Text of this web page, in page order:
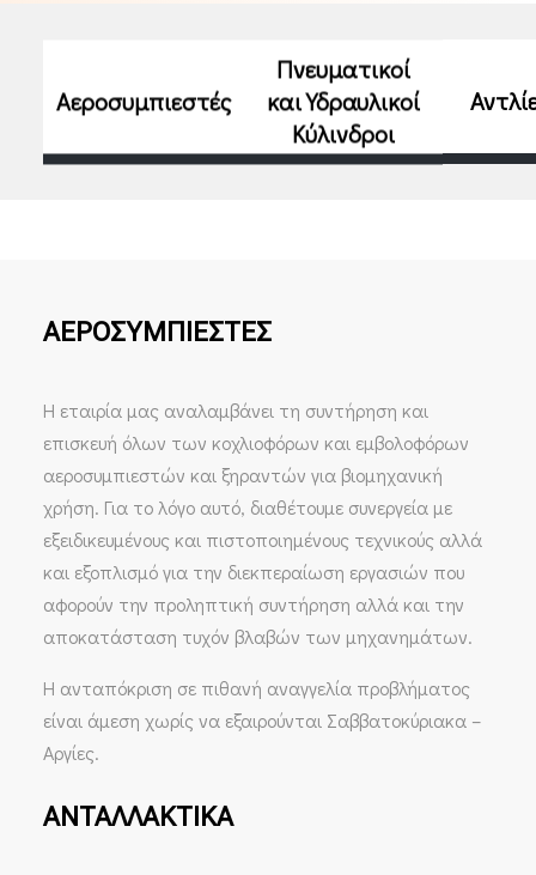
Αεροσυμπιεστές
Πνευματικοί
και Υδραυλικοί
Κύλινδροι
ΑΕΡΟΣΥΜΠΙΕΣΤΕΣ
Η εταιρία μας αναλαμβάνει τη συντήρηση και
επισκευή όλων των κοχλιοφόρων και εμβολοφόρων
αεροσυμπιεστών και ξηραντών για βιομηχανική
χρήση. Για το λόγο αυτό, διαθέτουμε συνεργεία με
εξειδικευμένους και πιστοποιημένους τεχνικούς αλλά
και εξοπλισμό για την διεκπεραίωση εργασιών που
αφορούν την προληπτική συντήρηση αλλά και την
αποκατάσταση τυχόν βλαβών των μηχανημάτων.
Η ανταπόκριση σε πιθανή αναγγελία προβλήματος
είναι άμεση χωρίς να εξαιρούνται Σαββατοκύριακα –
Αργίες.
ΑNTAΛΛAKTIKA